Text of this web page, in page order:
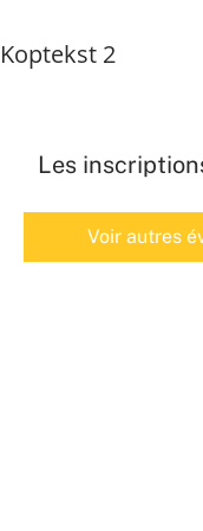
Koptekst 2
Les
Voir autres